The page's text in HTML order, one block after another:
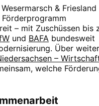
Wesermarsch & Friesland
– mit Zuschüssen bis
und BAFA bundesweit
Über
–
welche